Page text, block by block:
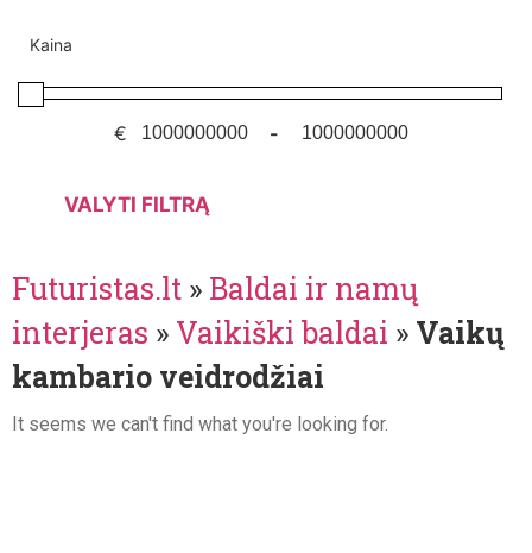
Kaina
€ -
VALYTI FILTRĄ
Futuristas.lt » Baldai ir namų
interjeras » Vaikiški baldai » Vaikų
kambario veidrodžiai
It seems we can't find what you're looking for.